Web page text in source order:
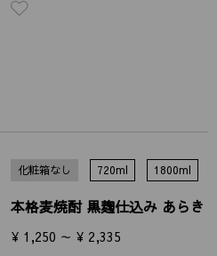
化粧箱なし 720ml 1800ml
本格麦焼酎 黒麹仕込み あらき
¥ 1,250 ～ ¥ 2,335